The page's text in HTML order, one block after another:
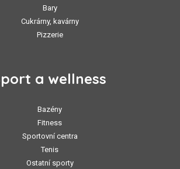
Bary
Cukrárny, kavárny
Pizzerie
a wellness
Bazény
Fitness
Sportovní centra
Tenis
Ostatní sporty